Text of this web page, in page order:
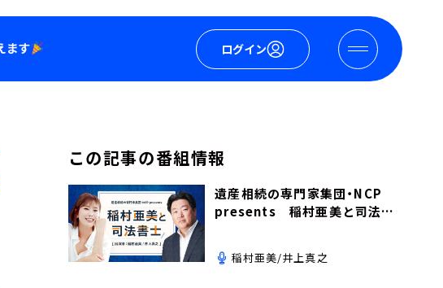
ログイン
この記事の番組情報
遺産相続の専門家集団・NCP
presents 稲村亜美と司法書
稲村亜美/井上真之